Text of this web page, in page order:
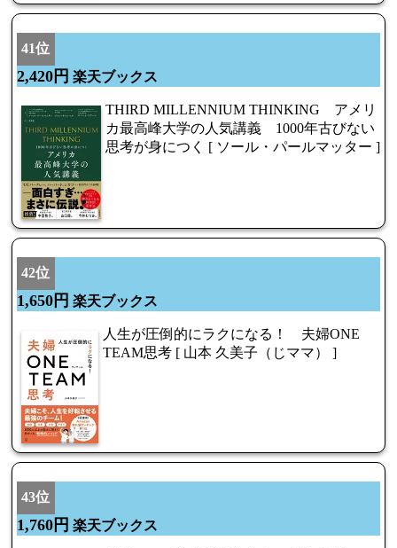
41位
2,420円 楽天ブックス
THIRD MILLENNIUM THINKING アメリ
カ最高峰大学の人気講義 1000年古びない
思考が身につく [ ソール・パールマッター ]
42位
1,650円 楽天ブックス
人生が圧倒的にラクになる！ 夫婦ONE
TEAM思考 [ 山本 久美子（じママ） ]
43位
1,760円 楽天ブックス